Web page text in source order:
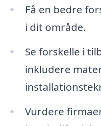
Få en bedre
i dit område.
Se forskelle i
inkludere
Vurdere